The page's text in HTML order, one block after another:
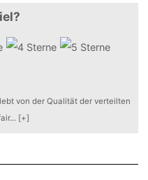
von der Qualität der verteilten
... [+]